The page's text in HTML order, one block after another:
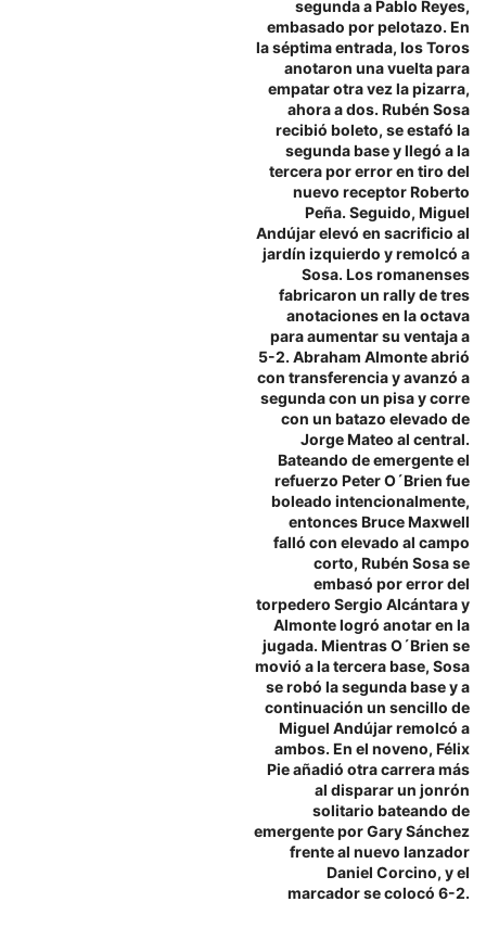
segunda a Pablo Reyes,
embasado por pelotazo. En
la séptima entrada, los Toros
anotaron una vuelta para
empatar otra vez la pizarra,
ahora a dos. Rubén Sosa
recibió boleto, se estafó la
segunda base y llegó a la
tercera por error en tiro del
nuevo receptor Roberto
Peña. Seguido, Miguel
Andújar elevó en sacrificio al
jardín izquierdo y remolcó a
Sosa. Los romanenses
fabricaron un rally de tres
anotaciones en la octava
para aumentar su ventaja a
5-2. Abraham Almonte abrió
con transferencia y avanzó a
segunda con un pisa y corre
con un batazo elevado de
Jorge Mateo al central.
Bateando de emergente el
refuerzo Peter O´Brien fue
boleado intencionalmente,
entonces Bruce Maxwell
falló con elevado al campo
corto, Rubén Sosa se
embasó por error del
torpedero Sergio Alcántara y
Almonte logró anotar en la
jugada. Mientras O´Brien se
movió a la tercera base, Sosa
se robó la segunda base y a
continuación un sencillo de
Miguel Andújar remolcó a
ambos. En el noveno, Félix
Pie añadió otra carrera más
al disparar un jonrón
solitario bateando de
emergente por Gary Sánchez
frente al nuevo lanzador
Daniel Corcino, y el
marcador se colocó 6-2.